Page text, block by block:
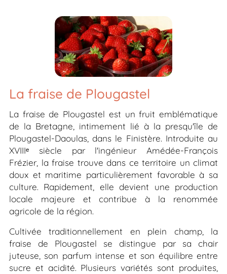
La fraise de Plougastel
La fraise de Plougastel est un fruit emblématique
de la Bretagne, intimement lié à la presqu'île de
Plougastel-Daoulas, dans le Finistère. Introduite au
XVIIIᵉ siècle par l'ingénieur Amédée-François
Frézier, la fraise trouve dans ce territoire un climat
doux et maritime particulièrement favorable à sa
culture. Rapidement, elle devient une production
locale majeure et contribue à la renommée
agricole de la région.
Cultivée traditionnellement en plein champ, la
fraise de Plougastel se distingue par sa chair
juteuse, son parfum intense et son équilibre entre
sucre et acidité. Plusieurs variétés sont produites,